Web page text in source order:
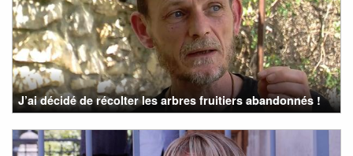
J’ai décidé de récolter les arbres fruitiers abandonnés !